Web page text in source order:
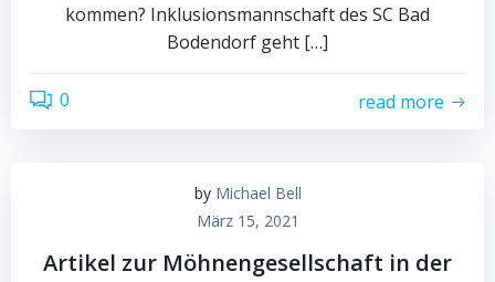
kommen? Inklusionsmannschaft des SC Bad
Bodendorf geht […]
0 read more
by Michael Bell
März 15, 2021
Artikel zur Möhnengesellschaft in der